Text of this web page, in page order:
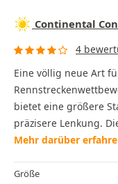
Continental
4
Eine völlig neue Art
bietet eine größere
präzisere Lenkung.
Mehr darüber
Größe